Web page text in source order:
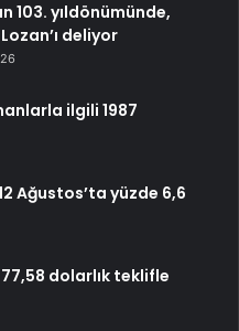
103. yıldönümünde,
deliyor
ilgili 1987
Ağustos’ta yüzde 6,6
dolarlık teklifle